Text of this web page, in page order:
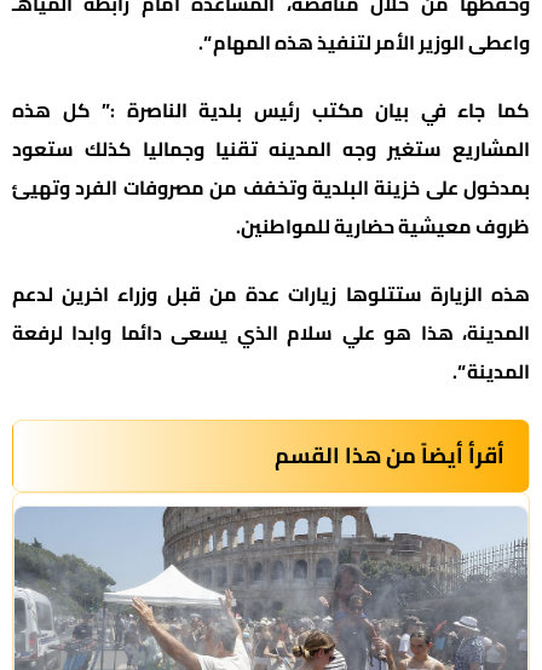
واعطى الوزير الأمر لتنفيذ هذه المهام “.
كما جاء في بيان مكتب رئيس بلدية الناصرة :” كل هذه
المشاريع ستغير وجه المدينه تقنيا وجماليا كذلك ستعود
بمدخول على خزينة البلدية وتخفف من مصروفات الفرد وتهيئ
ظروف معيشية حضارية للمواطنين.
هذه الزيارة ستتلوها زيارات عدة من قبل وزراء اخرين لدعم
المدينة، هذا هو علي سلام الذي يسعى دائما وابدا لرفعة
المدينة “.
أقرأ أيضاً من هذا القسم